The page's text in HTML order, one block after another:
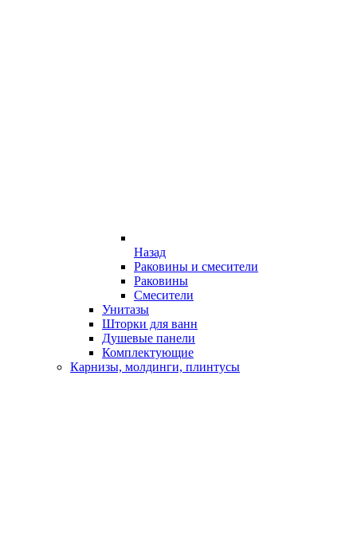
Назад
Раковины и смесители
Раковины
Смесители
Унитазы
Шторки для ванн
Душевые панели
Комплектующие
Карнизы, молдинги, плинтусы